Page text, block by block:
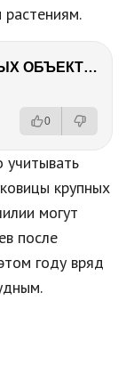
растениям.
Clear Image Zoom – ЗУМ ДЛЯ ЛЮБЫХ ОБЪЕКТИВОВ SONY
0
учитывать
крупных
могут
после
году вряд